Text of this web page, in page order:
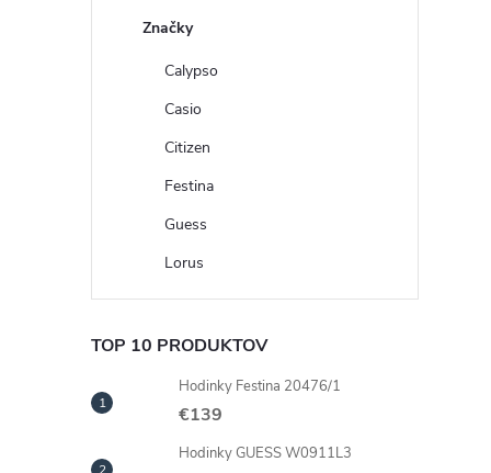
Značky
Calypso
Casio
Citizen
Festina
Guess
Lorus
TOP 10 PRODUKTOV
Hodinky Festina 20476/1
€139
Hodinky GUESS W0911L3